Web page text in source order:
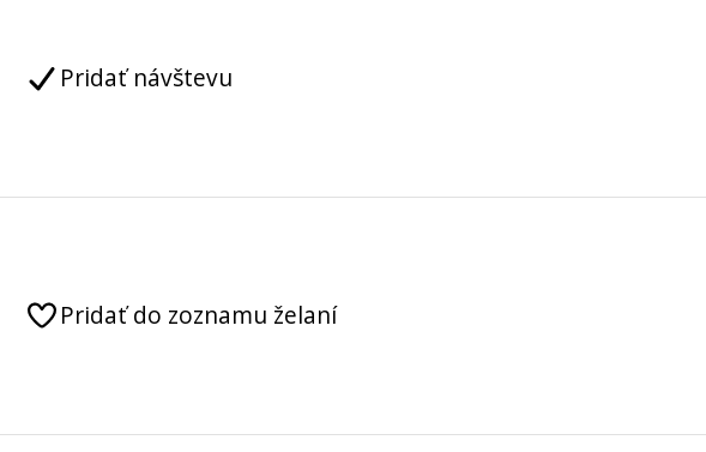
Pridať návštevu
Pridať do zoznamu želaní